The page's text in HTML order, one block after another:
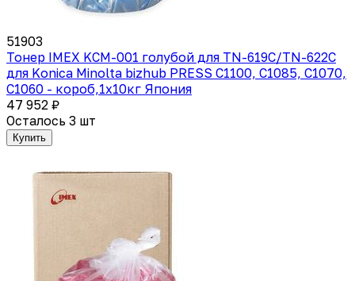
51903
Тонер IMEX KCM-001 голубой для TN-619C/TN-622C
для Konica Minolta bizhub PRESS C1100, C1085, C1070,
C1060 - короб,1х10кг Япония
47 952 ₽
Осталось 3 шт
Купить